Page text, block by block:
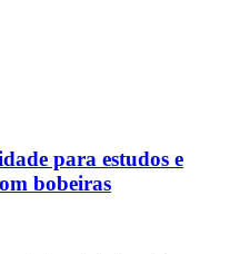
para estudos e
bobeiras